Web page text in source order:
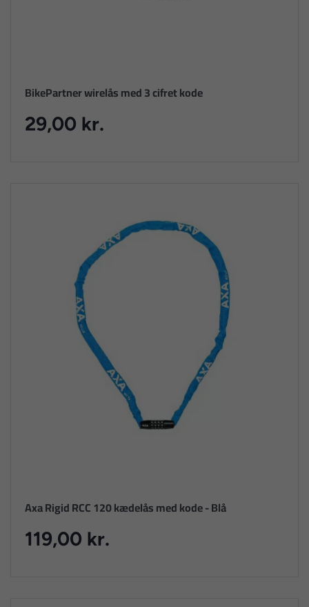
BikePartner wirelås med 3 cifret kode
29,00 kr.
Axa Rigid RCC 120 kædelås med kode - Blå
119,00 kr.